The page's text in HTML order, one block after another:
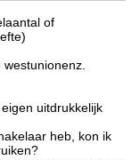
of
uitdrukkelijk
heb, kon ik